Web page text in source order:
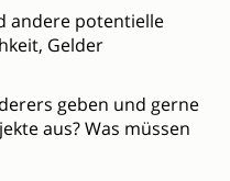
andere potentielle
Gelder
geben und gerne
aus? Was müssen